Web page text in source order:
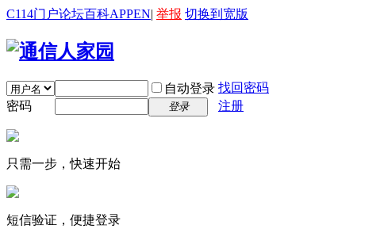
C114门户论坛百科APPEN| 举报 切换到宽版
自动登录 找回密码
密码
登录 注册
只需一步，快速开始
短信验证，便捷登录